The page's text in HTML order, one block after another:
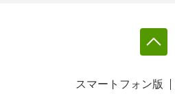
スマートフォン版